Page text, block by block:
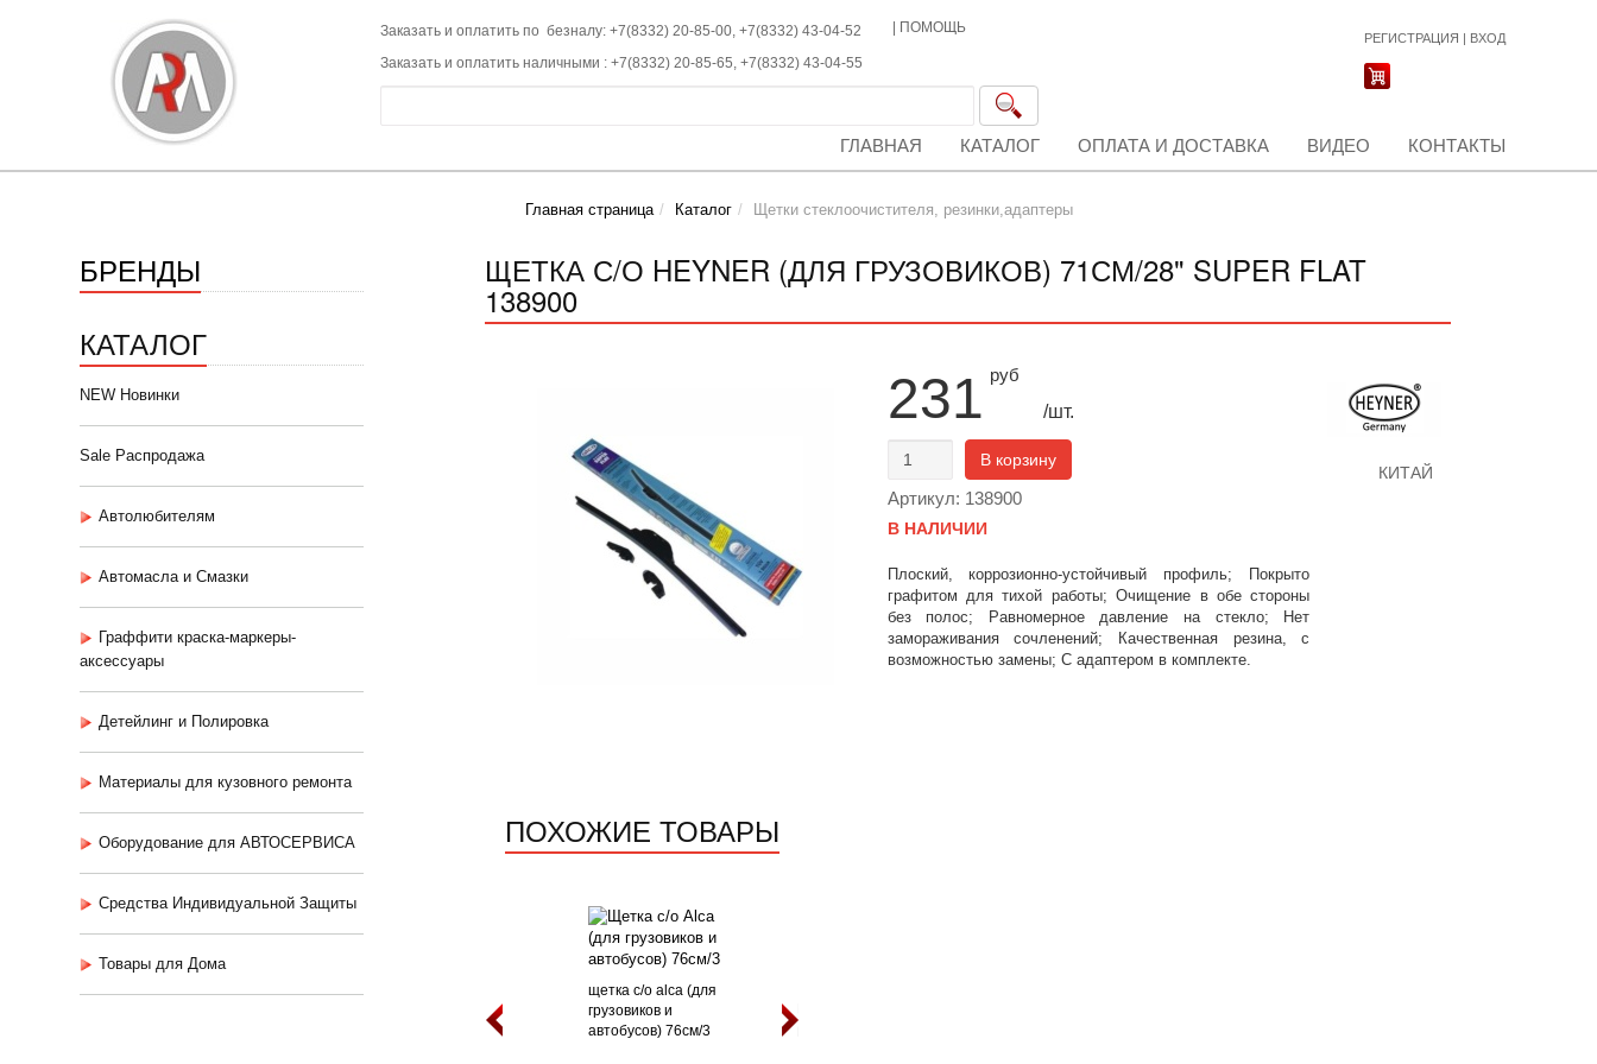
Заказать и оплатить по безналу: +7(8332) 20-85-00, +7(8332) 43-04-52
Заказать и оплатить наличными : +7(8332) 20-85-65, +7(8332) 43-04-55
ПОМОЩЬ
РЕГИСТРАЦИЯ | ВХОД
ГЛАВНАЯ КАТАЛОГ ОПЛАТА И ДОСТАВКА ВИДЕО КОНТАКТЫ
Главная страница Каталог Щетки стеклоочистителя, резинки,адаптеры
БРЕНДЫ
КАТАЛОГ
NEW Новинки
Sale Распродажа
Автолюбителям
Автомасла и Смазки
Граффити краска-маркеры-
аксессуары
Детейлинг и Полировка
Материалы для кузовного ремонта
Оборудование для АВТОСЕРВИСА
Средства Индивидуальной Защиты
Товары для Дома
ЩЕТКА С/О HEYNER (ДЛЯ ГРУЗОВИКОВ) 71СМ/28" SUPER FLAT
138900
231 руб
/шт.
В корзину
Артикул: 138900
В НАЛИЧИИ
Плоский, коррозионно-устойчивый профиль; Покрыто
графитом для тихой работы; Очищение в обе стороны
без полос; Равномерное давление на стекло; Нет
замораживания сочленений; Качественная резина, с
возможностью замены; С адаптером в комплекте.
КИТАЙ
ПОХОЖИЕ ТОВАРЫ
щетка с/о alca (для
грузовиков и
автобусов) 76см/3